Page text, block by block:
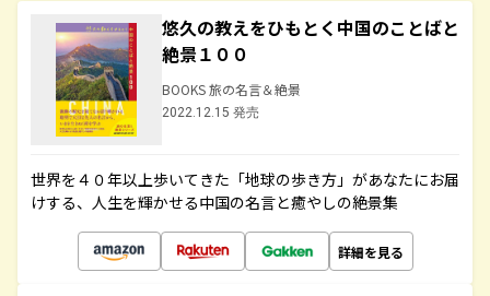
悠久の教えをひもとく中国のことばと
絶景１００
BOOKS 旅の名言＆絶景
2022.12.15 発売
世界を４０年以上歩いてきた「地球の歩き方」があなたにお届
けする、人生を輝かせる中国の名言と癒やしの絶景集
詳細を見る